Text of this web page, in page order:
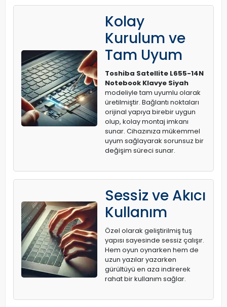
Kolay
Kurulum ve
Tam Uyum
Toshiba Satellite L655-14N
Notebook Klavye Siyah
modeliyle tam uyumlu olarak
üretilmiştir. Bağlantı noktaları
orijinal yapıya birebir uygun
olup, kolay montaj imkanı
sunar. Cihazınıza mükemmel
uyum sağlayarak sorunsuz bir
değişim süreci sunar.
Sessiz ve Akıcı
Kullanım
Özel olarak geliştirilmiş tuş
yapısı sayesinde sessiz çalışır.
Hem oyun oynarken hem de
uzun yazılar yazarken
gürültüyü en aza indirerek
rahat bir kullanım sağlar.